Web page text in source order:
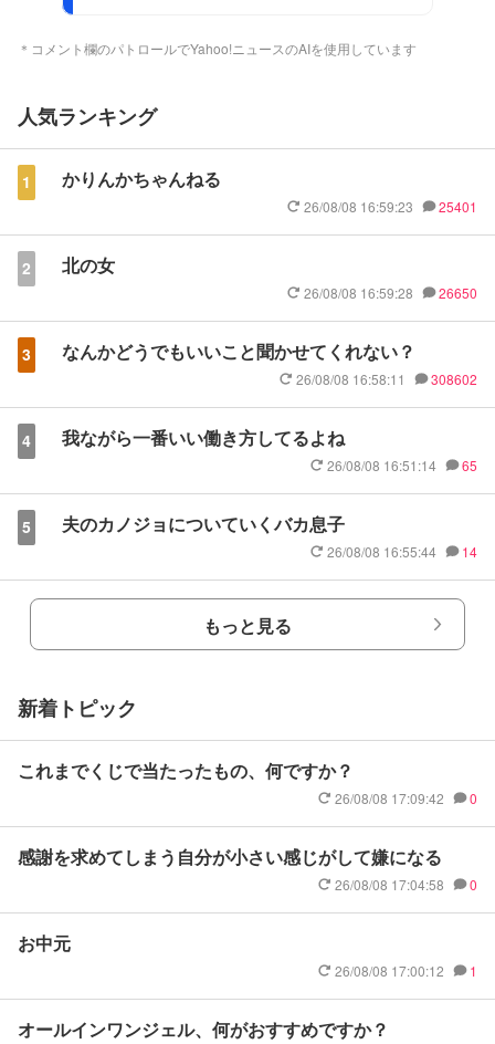
＊コメント欄のパトロールでYahoo!ニュースのAIを使用しています
人気ランキング
1 かりんかちゃんねる
26/08/08 16:59:23 25401
2 北の女
26/08/08 16:59:28 26650
3 なんかどうでもいいこと聞かせてくれない？
26/08/08 16:58:11 308602
4 我ながら一番いい働き方してるよね
26/08/08 16:51:14 65
5 夫のカノジョについていくバカ息子
26/08/08 16:55:44 14
もっと見る
新着トピック
これまでくじで当たったもの、何ですか？
26/08/08 17:09:42 0
感謝を求めてしまう自分が小さい感じがして嫌になる
26/08/08 17:04:58 0
お中元
26/08/08 17:00:12 1
オールインワンジェル、何がおすすめですか？